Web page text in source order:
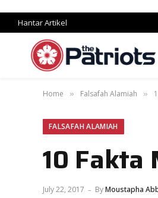
Hantar Artikel
Home » Falsafah Alamiah »
FALSAFAH ALAMIAH
10 Fakta
July 22, 2017 ByMoustapha